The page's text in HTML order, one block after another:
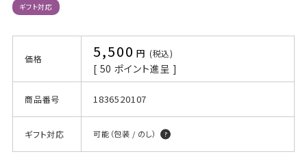
ギフト対応
価格 5,500 税込
[ 50 ポイント進呈 ]
商品番号 1836520107
ギフト対応 可能（包装 / のし）